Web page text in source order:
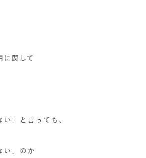
に関して
い」と言っても、
い」のか